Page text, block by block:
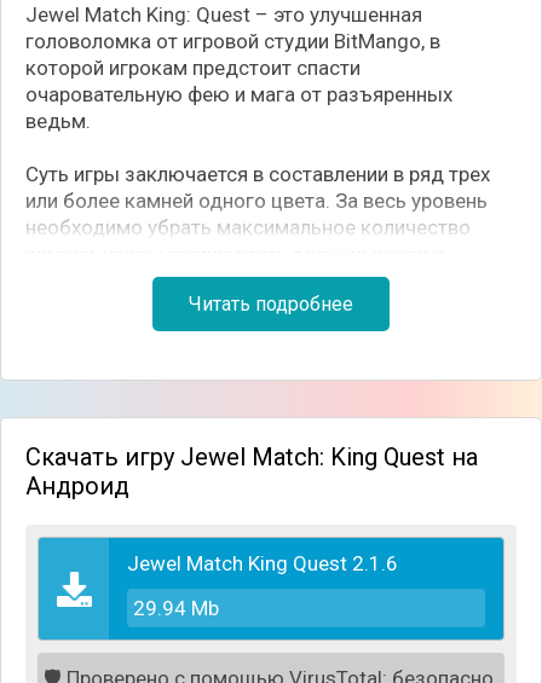
Jewel Match King: Quest – это улучшенная
головоломка от игровой студии BitMango, в
которой игрокам предстоит спасти
очаровательную фею и мага от разъяренных
ведьм.
Суть игры заключается в составлении в ряд трех
или более камней одного цвета. За весь уровень
необходимо убрать максимальное количество
заполучить в подарок особый драгоценный
камень. Во время прохождения не забывайте
пользоваться магическими ускорителями и
больше звезд. Если у вас получится заработать
все три звезды, то количество заработанных
новые рекорды, используя бонусы и ускорители.
уровней и свыше 600 различных головоломок.
Игровой процесс легок в понимании, и увлекателен
в прохождении. Доступный игровой интерфейс не
требует долгого обучения, все создано для
интуитивного управления. Красивое графическое
Читать подробнее
Скачать игру Jewel Match: King Quest на
Андроид
Jewel Match King Quest 2.1.6
29.94 Mb